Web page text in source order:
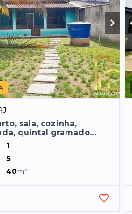
sala, cozinha,
quintal gramado...
1
5
40m²